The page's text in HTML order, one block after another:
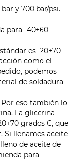
y 700 bar/psi.
para -40+60
es -20+70
como el
podemos
de soldadura
eso también lo
La glicerina
grados C, que
Si llenamos aceite
de aceite de
para